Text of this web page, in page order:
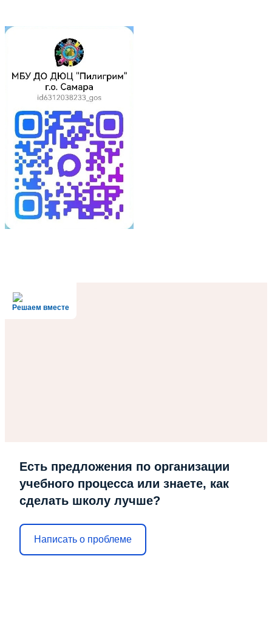
Решаем вместе
Есть предложения по организации
учебного процесса или знаете, как
сделать школу лучше?
Написать о проблеме